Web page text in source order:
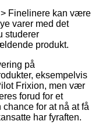
Finelinere kan være
varer med det
studerer
produkt.
på
eksempelvis
Frixion, men vær
forud for et
for at nå at få
har fyraften.